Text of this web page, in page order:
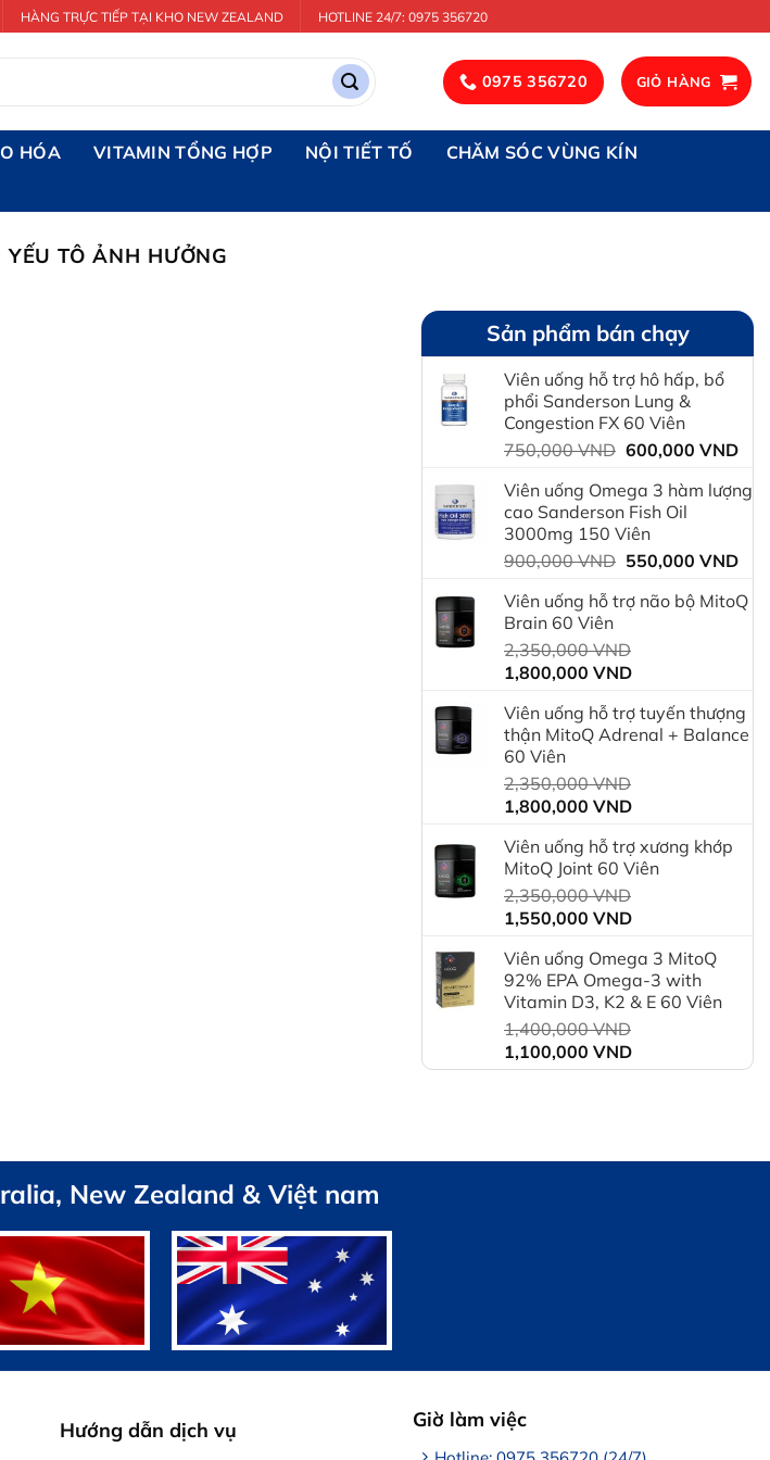
HÀNG TRỰC TIẾP TẠI KHO NEW ZEALAND HOTLINE 24/7: 0975 356720
0975 356720 GIỎ HÀNG
HÓA VITAMIN TỔNG HỢP NỘI TIẾT TỐ
CHĂM SÓC VÙNG KÍN
YẾU TÔ ẢNH HƯỞNG
Sản phẩm bán chạy
Viên uống hỗ trợ hô hấp, bổ
phổi Sanderson Lung &
Congestion FX 60 Viên
750,000VND Giá
là:
750,000 VND.
600,000 VNDGiá
tại
Viên uống Omega 3 hàm lượng
cao Sanderson Fish Oil
3000mg 150 Viên
900,000VND Giá
là:
550,000 VNDGiá
tại
Viên uống hỗ trợ não bộ MitoQ
Brain 60 Viên
2,350,000VND
2,350,000 VND.
1,800,000 VNDGiá
tại
là:
Viên uống hỗ trợ tuyến thượng
thận MitoQ Adrenal + Balance
60 Viên
2,350,000VND
2,350,000 VND.
1,800,000 VNDGiá
tại
là:
Viên uống hỗ trợ xương khớp
MitoQ Joint 60 Viên
2,350,000VND
2,350,000 VND.
1,550,000 VNDGiá
tại
là:
1,550,000 VND.
Viên uống Omega 3 MitoQ
92% EPA Omega-3 with
Vitamin D3, K2 & E 60 Viên
1,400,000VND
là:
1,100,000 VNDGiá
hiện
New Zealand & Việt nam
Hướng dẫn dịch vụ Giờ làm việc